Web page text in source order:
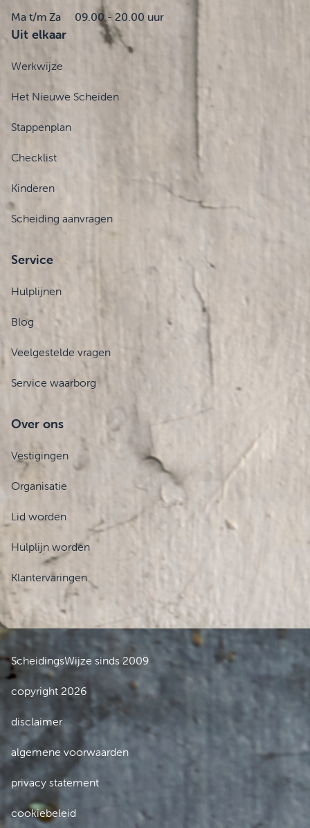
Ma t/m Za 09.00 - 20.00 uur
Uit elkaar
Werkwijze
Het Nieuwe Scheiden
Stappenplan
Checklist
Kinderen
Scheiding aanvragen
Service
Hulplijnen
Blog
Veelgestelde vragen
Service waarborg
Over ons
Vestigingen
Organisatie
Lid worden
Hulplijn worden
Klantervaringen
ScheidingsWijze sinds 2009
copyright 2026
disclaimer
algemene voorwaarden
privacy statement
cookiebeleid